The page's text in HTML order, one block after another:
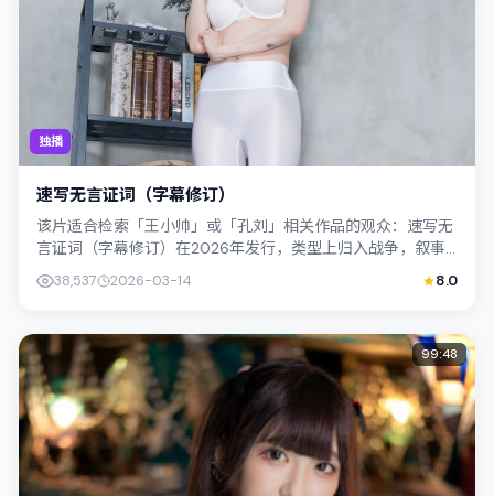
独播
速写无言证词（字幕修订）
该片适合检索「王小帅」或「孔刘」相关作品的观众：速写无
言证词（字幕修订）在2026年发行，类型上归入战争，叙事
38,537 2026-03-14 8.0
99:48